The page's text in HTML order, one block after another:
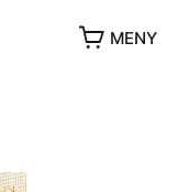
MENY